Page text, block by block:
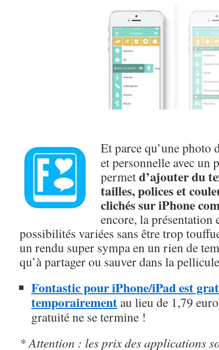
Et parce qu’une photo
et personnelle avec un
permetd’ajouter du
tailles, polices et
clichés sur iPhone
encore, la présentation
possibilités variées sans être trop
un rendu super sympa en un rien de
qu’à partager ou sauver dans la
Fontastic pour iPhone/iPad est
temporairement au lieu de 1,79
gratuité ne se termine !
* Attention : les prix des applications